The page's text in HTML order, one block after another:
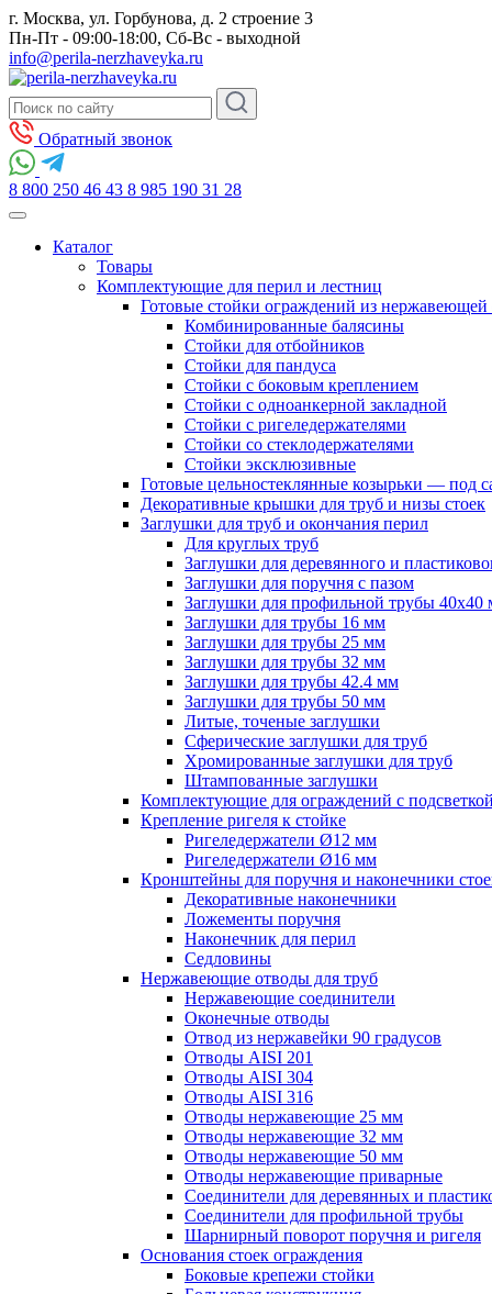
г. Москва, ул. Горбунова, д. 2 строение 3
Пн-Пт - 09:00-18:00, Сб-Вс - выходной
info@perila-nerzhaveyka.ru
Обратный звонок
8 800 250 46 43 8 985 190 31 28
Каталог
Товары
Комплектующие для перил и лестниц
Готовые стойки ограждений из нержавеющей
Комбинированные балясины
Стойки для отбойников
Стойки для пандуса
Стойки с боковым креплением
Стойки с одноанкерной закладной
Стойки с ригеледержателями
Стойки со стеклодержателями
Стойки эксклюзивные
Готовые цельностеклянные козырьки — под
Декоративные крышки для труб и низы стоек
Заглушки для труб и окончания перил
Для круглых труб
Заглушки для деревянного и
Заглушки для поручня с пазом
Заглушки для профильной трубы 40х40
Заглушки для трубы 16 мм
Заглушки для трубы 25 мм
Заглушки для трубы 32 мм
Заглушки для трубы 42.4 мм
Заглушки для трубы 50 мм
Литые, точеные заглушки
Сферические заглушки для труб
Хромированные заглушки для труб
Штампованные заглушки
Комплектующие для ограждений с подсветкой
Крепление ригеля к стойке
Ригеледержатели Ø12 мм
Ригеледержатели Ø16 мм
Кронштейны для поручня и наконечники
Декоративные наконечники
Ложементы поручня
Наконечник для перил
Седловины
Нержавеющие отводы для труб
Нержавеющие соединители
Оконечные отводы
Отвод из нержавейки 90 градусов
Отводы AISI 201
Отводы AISI 304
Отводы AISI 316
Отводы нержавеющие 25 мм
Отводы нержавеющие 32 мм
Отводы нержавеющие 50 мм
Отводы нержавеющие приварные
Соединители для деревянных и
Соединители для профильной трубы
Шарнирный поворот поручня и ригеля
Основания стоек ограждения
Боковые крепежи стойки